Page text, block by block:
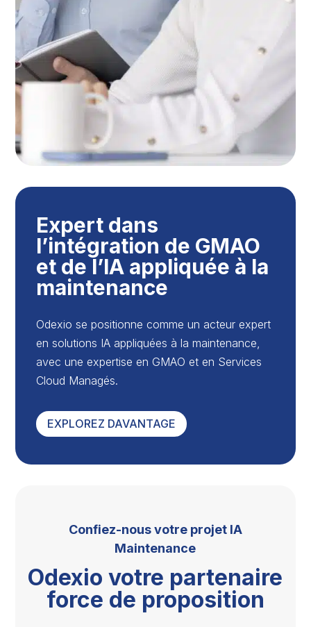
Expert dans
l’intégration de GMAO
et de l’IA appliquée à la
maintenance
Odexio se positionne comme un acteur expert
en solutions IA appliquées à la maintenance,
avec une expertise en GMAO et en Services
Cloud Managés.
EXPLOREZ DAVANTAGE
Confiez-nous votre projet IA
Maintenance
Odexio votre partenaire
force de proposition